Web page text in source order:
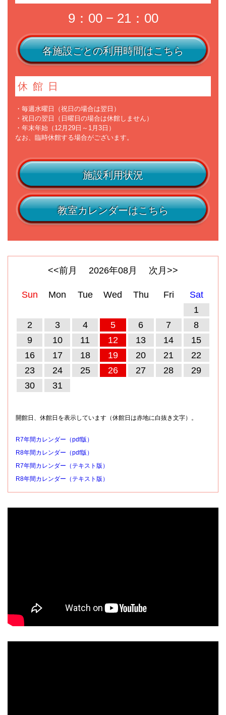
9：00 − 21：00
各施設ごとの利用時間はこちら
休館日
・毎週水曜日（祝日の場合は翌日）
・祝日の翌日（日曜日の場合は休館しません）
・年末年始（12月29日～1月3日）
なお、臨時休館する場合がございます。
施設利用状況
教室カレンダーはこちら
<<前月 2026年08 月 次月>>
Sun Mon Tue Wed Thu Fri
Sat
1
2
3 4 5 6 7
8
9
10 11 12 13 14
15
16
17 18 19 20 21
22
23
24 25 26 27 28
29
30
31
開館日、休館日を表示しています（休館日は赤地に白抜き文字）。
R7年間カレンダー（pdf版）
R8年間カレンダー（pdf版）
R7年間カレンダー（テキスト版）
R8年間カレンダー（テキスト版）